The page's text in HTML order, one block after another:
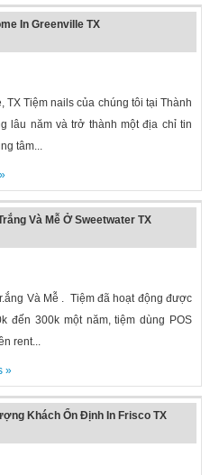
In Greenville TX
TX Tiệm nails của chúng tôi tại Thành
lâu năm và trở thành một địa chỉ tin
tâm...
Và Mễ Ở Sweetwater TX
Và Mễ . Tiệm đã hoạt động được
đến 300k một năm, tiệm dùng POS
rent...
»
Khách Ổn Định In Frisco TX